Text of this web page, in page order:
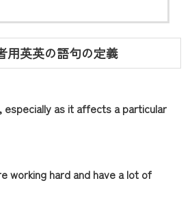
用英英の語句の定義
as it affects a particular
working hard and have a lot of